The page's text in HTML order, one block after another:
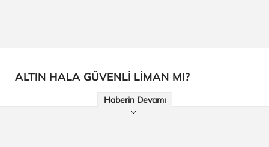
ALTIN HALA GÜVENLİ LİMAN MI?
Haberin Devamı